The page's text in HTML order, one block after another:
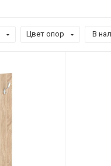
Цвет опор В